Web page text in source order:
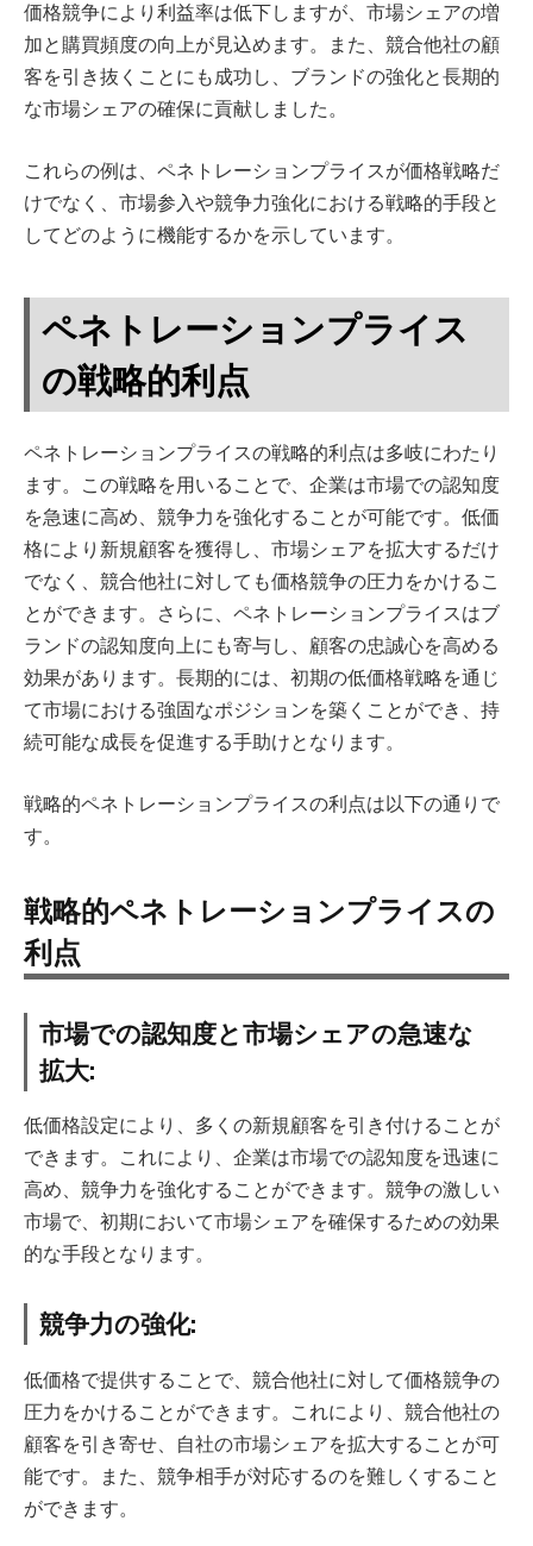
価格競争により利益率は低下しますが、市場シェアの増
加と購買頻度の向上が見込めます。また、競合他社の顧
客を引き抜くことにも成功し、ブランドの強化と長期的
な市場シェアの確保に貢献しました。
これらの例は、ペネトレーションプライスが価格戦略だ
けでなく、市場参入や競争力強化における戦略的手段と
してどのように機能するかを示しています。
ペネトレーションプライス
の戦略的利点
ペネトレーションプライスの戦略的利点は多岐にわたり
ます。この戦略を用いることで、企業は市場での認知度
を急速に高め、競争力を強化することが可能です。低価
格により新規顧客を獲得し、市場シェアを拡大するだけ
でなく、競合他社に対しても価格競争の圧力をかけるこ
とができます。さらに、ペネトレーションプライスはブ
ランドの認知度向上にも寄与し、顧客の忠誠心を高める
効果があります。長期的には、初期の低価格戦略を通じ
て市場における強固なポジションを築くことができ、持
続可能な成長を促進する手助けとなります。
戦略的ペネトレーションプライスの利点は以下の通りで
す。
戦略的ペネトレーションプライスの
利点
市場での認知度と市場シェアの急速な
拡大:
低価格設定により、多くの新規顧客を引き付けることが
できます。これにより、企業は市場での認知度を迅速に
高め、競争力を強化することができます。競争の激しい
市場で、初期において市場シェアを確保するための効果
的な手段となります。
競争力の強化:
低価格で提供することで、競合他社に対して価格競争の
圧力をかけることができます。これにより、競合他社の
顧客を引き寄せ、自社の市場シェアを拡大することが可
能です。また、競争相手が対応するのを難しくすること
ができます。